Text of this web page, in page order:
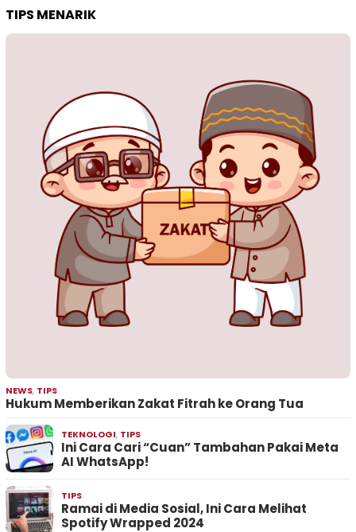
TIPS MENARIK
NEWS, TIPS
Hukum Memberikan Zakat Fitrah ke Orang Tua
TEKNOLOGI, TIPS
Ini Cara Cari “Cuan” Tambahan Pakai Meta
AI WhatsApp!
TIPS
Ramai di Media Sosial, Ini Cara Melihat
Spotify Wrapped 2024